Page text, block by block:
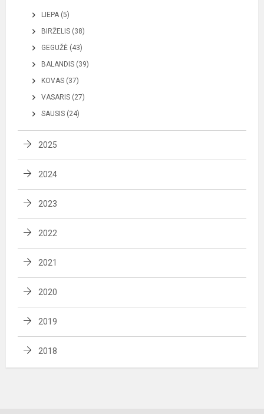
LIEPA (5)
BIRŽELIS (38)
GEGUŽĖ (43)
BALANDIS (39)
KOVAS (37)
VASARIS (27)
SAUSIS (24)
2025
2024
2023
2022
2021
2020
2019
2018